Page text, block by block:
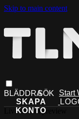
Skip to main content
Start
Live stream preview